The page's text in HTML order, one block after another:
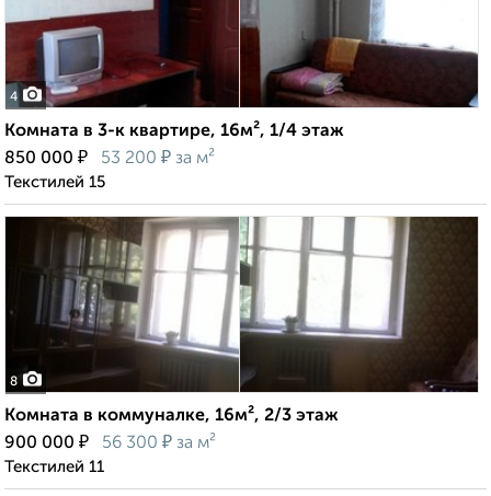
4
Комната в 3-к квартире, 16м², 1/4 этаж
850 000 ₽ 53 200 ₽ за м²
Текстилей 15
8
Комната в коммуналке, 16м², 2/3 этаж
900 000 ₽ 56 300 ₽ за м²
Текстилей 11